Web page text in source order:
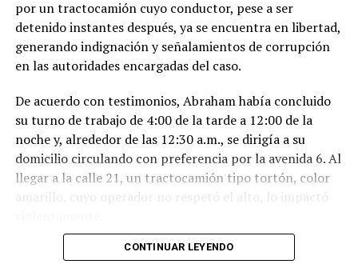
por un tractocamión cuyo conductor, pese a ser
detenido instantes después, ya se encuentra en libertad,
generando indignación y señalamientos de corrupción
en las autoridades encargadas del caso.
De acuerdo con testimonios, Abraham había concluido
su turno de trabajo de 4:00 de la tarde a 12:00 de la
noche y, alrededor de las 12:30 a.m., se dirigía a su
domicilio circulando con preferencia por la avenida 6. Al
llegar a la calle 21, un tractocamión tipo tortón, color
amarillo, cuyo operador no respetó el alto, lo impactó
El conductor, identificado como Adán “N.”, de
CONTINUAR LEYENDO